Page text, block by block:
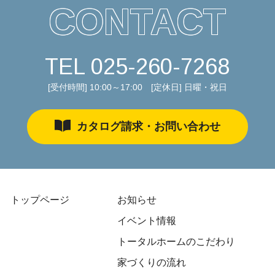
CONTACT
TEL 025-260-7268
[受付時間] 10:00～17:00 [定休日] 日曜・祝日
カタログ請求・お問い合わせ
トップページ
お知らせ
イベント情報
トータルホームのこだわり
家づくりの流れ